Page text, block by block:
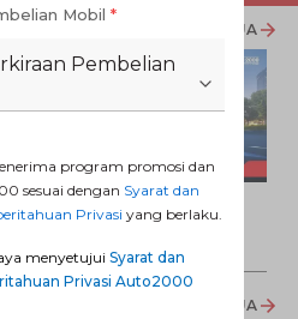
LIHAT SEMUA
Promo Veloz HEV
1 Jul 2026-31 Ags 2026
LIHAT SEMUA
Mobil *
Pembelian
program promosi dan
sesuai dengan Syarat dan
Privasi yang berlaku.
menyetujui Syarat dan
Privasi Auto2000